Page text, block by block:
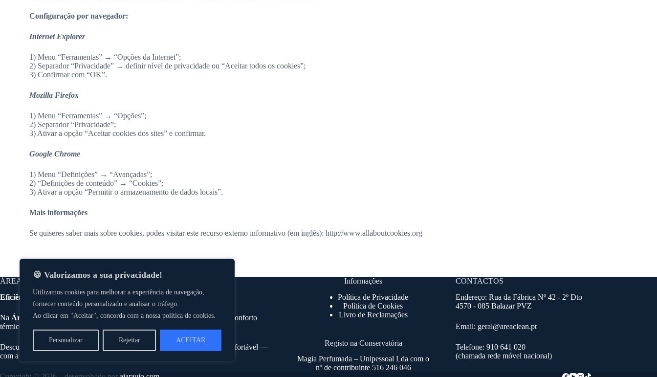
🍪 Valorizamos a sua privacidade!
Utilizamos cookies para melhorar a experiência de navegação,
fornecer conteúdo personalizado e analisar o tráfego.
Ao clicar em "Aceitar", concorda com a nossa política de cookies.
Personalizar Rejeitar ACEITAR
Configuração por navegador:
Internet Explorer
1) Menu “Ferramentas” → “Opções da Internet”;
2) Separador “Privacidade” → definir nível de privacidade ou “Aceitar todos os cookies”;
3) Confirmar com “OK”.
Mozilla Firefox
1) Menu “Ferramentas” → “Opções”;
2) Separador “Privacidade”;
3) Ativar a opção “Aceitar cookies dos sites” e confirmar.
Google Chrome
1) Menu “Definições” → “Avançadas”;
2) “Definições de conteúdo” → “Cookies”;
3) Ativar a opção “Permitir o armazenamento de dados locais”.
Mais informações
Se quiseres saber mais sobre cookies, podes visitar este recurso externo informativo (em inglês): http://www.allaboutcookies.org
ÁREA CLEAN – Lavagens de Exteriores
Eficiência, Conforto e Sustentabilidade na sua Habitação
Na Área Clean, oferecemos soluções técnicas inovadoras para melhorar o conforto
térmico da sua casa e reduzir os custos energéticos.
Descubra como pode tornar a sua habitação mais eficiente, sustentável e confortável —
com a garantia de qualidade
Informações
Política de Privacidade
Política de Cookies
Livro de Reclamações
Registo na Conservatória
Magia Perfumada – Unipessoal Lda com o
nº de contribuinte 516 246 046
CONTACTOS
Endereço: Rua da Fábrica Nº 42 - 2º Dto
4570 - 085 Balazar PVZ
Email: geral@areaclean.pt
Telefone: 910 641 020
(chamada rede móvel nacional)